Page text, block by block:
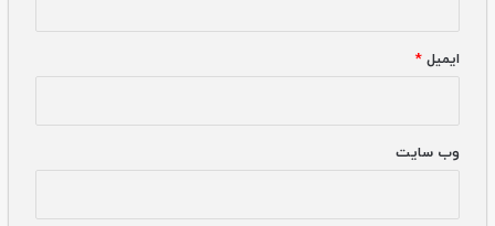
ایمیل *
وب‌ سایت